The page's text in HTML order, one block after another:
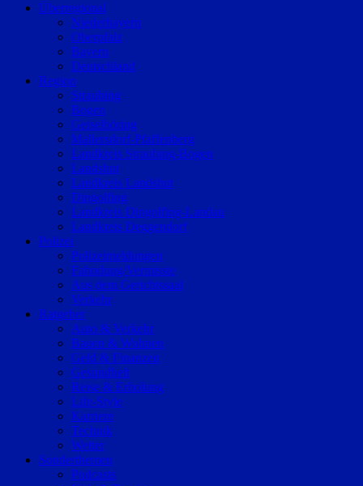
Überregional
Niederbayern
Oberpfalz
Bayern
Deutschland
Region
Straubing
Bogen
Geiselhöring
Mallersdorf-Pfaffenberg
Landkreis Straubing-Bogen
Landshut
Landkreis Landshut
Dingolfing
Landkreis Dingolfing-Landau
Landkreis Deggendorf
Polizei
Polizeimeldungen
Fahndung/Vermisste
Aus dem Gerichtssaal
Verkehr
Ratgeber
Auto & Verkehr
Bauen & Wohnen
Geld & Finanzen
Gesundheit
Reise & Erholung
Life-Style
Karriere
Technik
Wetter
Sonderthemen
Podcasts